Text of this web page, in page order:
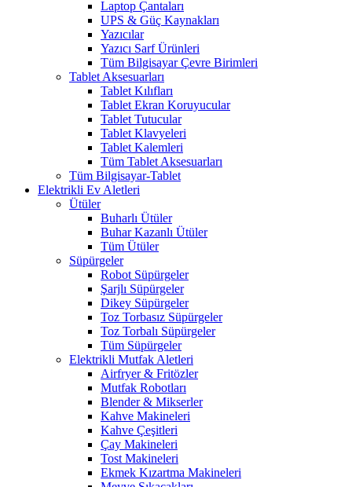
Laptop Çantaları
UPS & Güç Kaynakları
Yazıcılar
Yazıcı Sarf Ürünleri
Tüm Bilgisayar Çevre Birimleri
Tablet Aksesuarları
Tablet Kılıfları
Tablet Ekran Koruyucular
Tablet Tutucular
Tablet Klavyeleri
Tablet Kalemleri
Tüm Tablet Aksesuarları
Tüm Bilgisayar-Tablet
Elektrikli Ev Aletleri
Ütüler
Buharlı Ütüler
Buhar Kazanlı Ütüler
Tüm Ütüler
Süpürgeler
Robot Süpürgeler
Şarjlı Süpürgeler
Dikey Süpürgeler
Toz Torbasız Süpürgeler
Toz Torbalı Süpürgeler
Tüm Süpürgeler
Elektrikli Mutfak Aletleri
Airfryer & Fritözler
Mutfak Robotları
Blender & Mikserler
Kahve Makineleri
Kahve Çeşitleri
Çay Makineleri
Tost Makineleri
Ekmek Kızartma Makineleri